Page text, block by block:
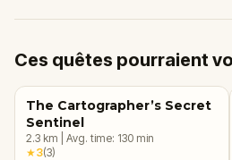
Ces quêtes pourraient
The Cartographer’s Secret
Sentinel
2.3 km Avg. time: 130 min
★3(3)